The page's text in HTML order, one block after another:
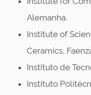
Alemanha.
Institute of
Ceramics,
Instituto de
Instituto